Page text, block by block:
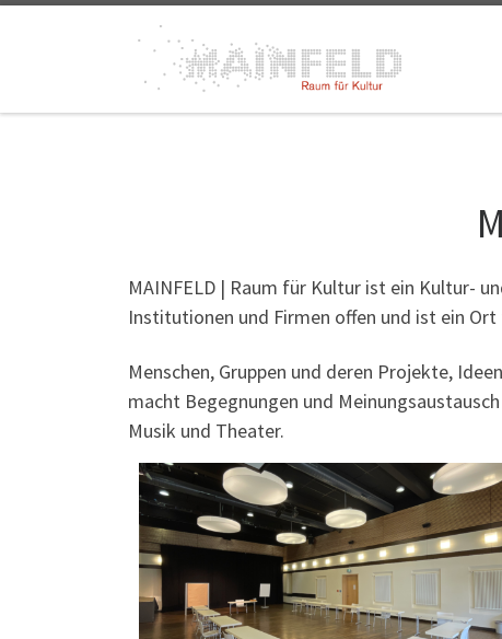
Zum Inhalt springen
MAINFELD | Raum für Kultur ist ein Kultur-
Institutionen und Firmen offen und ist ein
Menschen, Gruppen und deren Projekte,
macht Begegnungen und
Musik und Theater.